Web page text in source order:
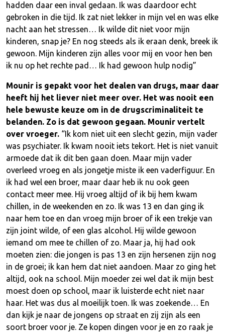
hadden daar een inval gedaan. Ik was daardoor echt
gebroken in die tijd. Ik zat niet lekker in mijn vel en was elke
nacht aan het stressen… Ik wilde dit niet voor mijn
kinderen, snap je? En nog steeds als ik eraan denk, breek ik
gewoon. Mijn kinderen zijn alles voor mij en voor hen ben
ik nu op het rechte pad… Ik had gewoon hulp nodig”
Mounir is gepakt voor het dealen van drugs, maar daar
heeft hij het liever niet meer over. Het was nooit een
hele bewuste keuze om in de drugscriminaliteit te
belanden. Zo is dat gewoon gegaan. Mounir vertelt
over vroeger. “Ik kom niet uit een slecht gezin, mijn vader
was psychiater. Ik kwam nooit iets tekort. Het is niet vanuit
armoede dat ik dit ben gaan doen. Maar mijn vader
overleed vroeg en als jongetje miste ik een vaderfiguur. En
ik had wel een broer, maar daar heb ik nu ook geen
contact meer mee. Hij vroeg altijd of ik bij hem kwam
chillen, in de weekenden en zo. Ik was 13 en dan ging ik
naar hem toe en dan vroeg mijn broer of ik een trekje van
zijn joint wilde, of een glas alcohol. Hij wilde gewoon
iemand om mee te chillen of zo. Maar ja, hij had ook
moeten zien: die jongen is pas 13 en zijn hersenen zijn nog
in de groei; ik kan hem dat niet aandoen. Maar zo ging het
altijd, ook na school. Mijn moeder zei wel dat ik mijn best
moest doen op school, maar ik luisterde echt niet naar
haar. Het was dus al moeilijk toen. Ik was zoekende… En
dan kijk je naar de jongens op straat en zij zijn als een
soort broer voor je. Ze kopen dingen voor je en zo raak je